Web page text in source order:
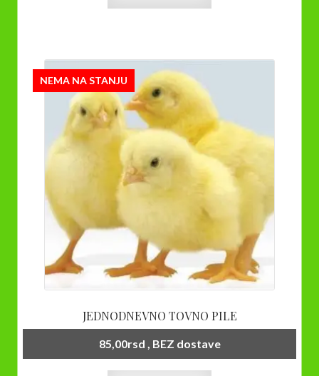
NEMA NA STANJU
JEDNODNEVNO TOVNO PILE
85,00rsd , BEZ dostave